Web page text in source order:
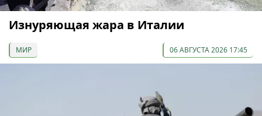
Изнуряющая жара в Италии
МИР 06 АВГУСТА 2026 17:45